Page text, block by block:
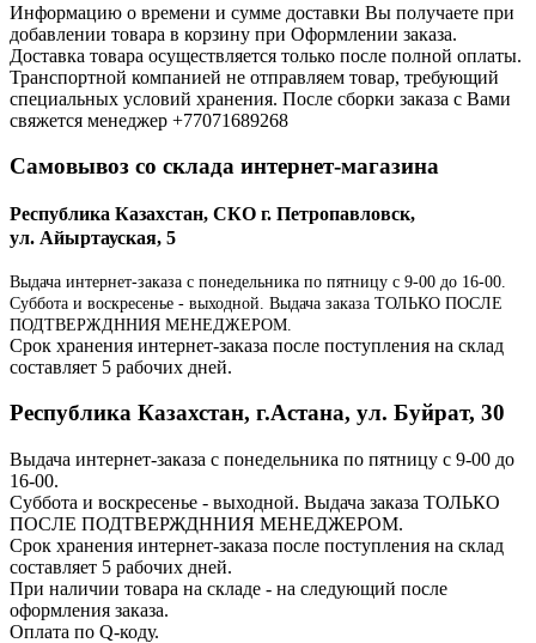
Информацию о времени и сумме доставки Вы получаете при
добавлении товара в корзину при Оформлении заказа.
Доставка товара осуществляется только после полной оплаты.
Транспортной компанией не отправляем товар, требующий
специальных условий хранения. После сборки заказа с Вами
свяжется менеджер +77071689268
Самовывоз со склада интернет-магазина
Республика Казахстан, СКО г. Петропавловск,
ул. Айыртауская, 5
Выдача интернет-заказа с понедельника по пятницу с 9-00 до 16-00.
Суббота и воскресенье - выходной. Выдача заказа ТОЛЬКО ПОСЛЕ
ПОДТВЕРЖДННИЯ МЕНЕДЖЕРОМ.
Срок хранения интернет-заказа после поступления на склад
составляет 5 рабочих дней.
Республика Казахстан, г.Астана, ул. Буйрат, 30
Выдача интернет-заказа с понедельника по пятницу с 9-00 до
16-00.
Суббота и воскресенье - выходной. Выдача заказа ТОЛЬКО
ПОСЛЕ ПОДТВЕРЖДННИЯ МЕНЕДЖЕРОМ.
Срок хранения интернет-заказа после поступления на склад
составляет 5 рабочих дней.
При наличии товара на складе - на следующий после
оформления заказа.
Оплата по Q-коду.